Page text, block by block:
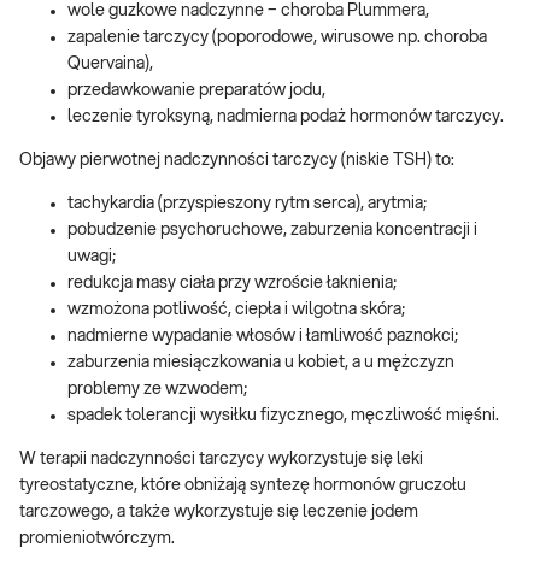
wole guzkowe nadczynne − choroba Plummera,
zapalenie tarczycy (poporodowe, wirusowe np. choroba
Quervaina),
przedawkowanie preparatów jodu,
leczenie tyroksyną, nadmierna podaż hormonów tarczycy.
Objawy pierwotnej nadczynności tarczycy (niskie TSH) to:
tachykardia (przyspieszony rytm serca), arytmia;
pobudzenie psychoruchowe, zaburzenia koncentracji i
uwagi;
redukcja masy ciała przy wzroście łaknienia;
wzmożona potliwość, ciepła i wilgotna skóra;
nadmierne wypadanie włosów i łamliwość paznokci;
zaburzenia miesiączkowania u kobiet, a u mężczyzn
problemy ze wzwodem;
spadek tolerancji wysiłku fizycznego, męczliwość mięśni.
W terapii nadczynności tarczycy wykorzystuje się leki
tyreostatyczne, które obniżają syntezę hormonów gruczołu
tarczowego, a także wykorzystuje się leczenie jodem
promieniotwórczym.